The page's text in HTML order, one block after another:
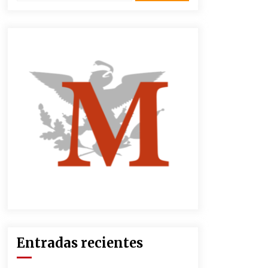
Zar antidrogas de EE.UU.: “vamos
por los políticos mexicanos que
protegen al narco”
2 meses atrás
México libraría posible arancel de
EE.UU. en 85% de sus exportaciones
Entradas recientes